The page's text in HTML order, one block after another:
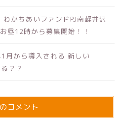
わかちあいファンドPJ南軽井沢
昼12時から募集開始！！
月から導入される 新しい
？？
コメント